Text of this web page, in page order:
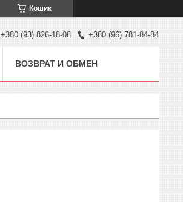
Кошик
+380 (93) 826-18-08 +380 (96) 781-84-84
ВОЗВРАТ И ОБМЕН